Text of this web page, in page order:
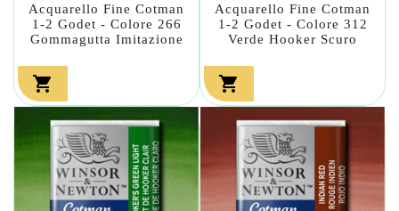
Acquarello Fine Cotman
1-2 Godet - Colore 266
Gommagutta Imitazione

Acquarello Fine Cotman
1-2 Godet - Colore 312
Verde Hooker Scuro
